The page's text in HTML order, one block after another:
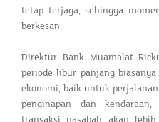
tetap terjaga, sehingga
berkesan.
Direktur Bank Muamalat
periode libur panjang
ekonomi, baik untuk
penginapan dan
transaksi nasabah akan